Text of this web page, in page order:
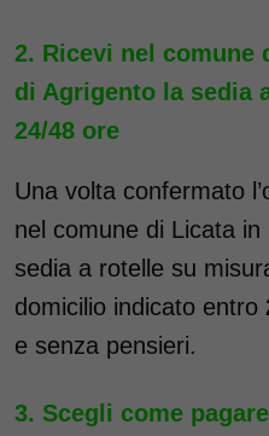
Ricevi nel comune
di Agrigento la sedia
24/48 ore
Una volta confermato
nel comune di Licata
sedia a rotelle su
domicilio indicato entro
e senza pensieri.
Scegli come